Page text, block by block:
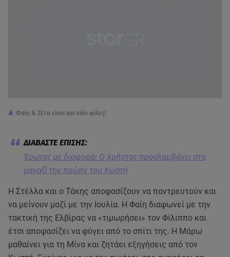
Φαίη & Ζέτα είναι και πάλι φίλες!
Έρωτας με διαφορά: Ο Χρήστος προσλαμβάνει στο
μαγαζί την πρώην του Κωστή
Η Στέλλα και ο Τάκης αποφασίζουν να παντρευτούν και
να μείνουν μαζί με την Ιουλία. Η Φαίη διαφωνεί με την
τακτική της Ελβίρας να «τιμωρήσει» τον Φίλιππο και
έτσι αποφασίζει να φύγει από το σπίτι της. Η Μάρω
μαθαίνει για τη Μίνα και ζητάει εξηγήσεις από τον